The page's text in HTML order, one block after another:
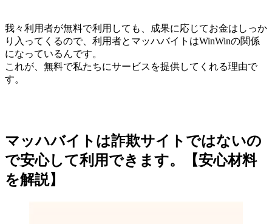
我々利用者が無料で利用しても、成果に応じてお金はしっか
り入ってくるので、利用者とマッハバイトはWinWinの関係
になっているんです。
これが、無料で私たちにサービスを提供してくれる理由で
す。
マッハバイトは詐欺サイトではないの
で安心して利用できます。【安心材料
を解説】